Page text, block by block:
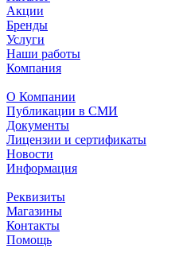
Акции
Бренды
Услуги
Наши работы
Компания
О Компании
Публикации в СМИ
Документы
Лицензии и сертификаты
Новости
Информация
Реквизиты
Магазины
Контакты
Помощь